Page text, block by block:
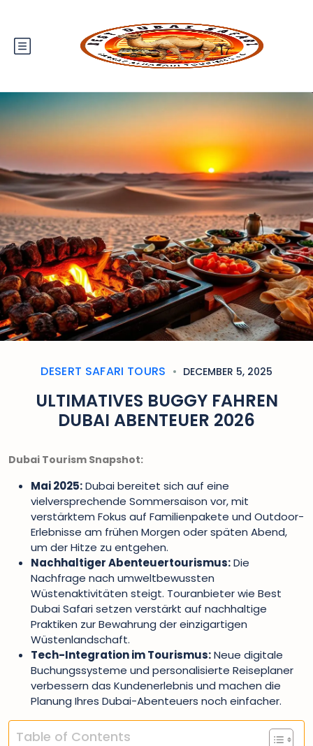
DESERT SAFARI TOURS DECEMBER 5, 2025
ULTIMATIVES BUGGY FAHREN
DUBAI ABENTEUER 2026
Dubai Tourism Snapshot:
Mai 2025:Dubai bereitet sich auf eine
vielversprechende Sommersaison vor, mit
verstärktem Fokus auf Familienpakete und Outdoor-
Erlebnisse am frühen Morgen oder späten Abend,
um der Hitze zu entgehen.
Nachhaltiger Abenteuertourismus:Die
Nachfrage nach umweltbewussten
Wüstenaktivitäten steigt. Touranbieter wie Best
Dubai Safari setzen verstärkt auf nachhaltige
Praktiken zur Bewahrung der einzigartigen
Wüstenlandschaft.
Tech-Integration im Tourismus:Neue digitale
Buchungssysteme und personalisierte Reiseplaner
verbessern das Kundenerlebnis und machen die
Planung Ihres Dubai-Abenteuers noch einfacher.
Table of Contents